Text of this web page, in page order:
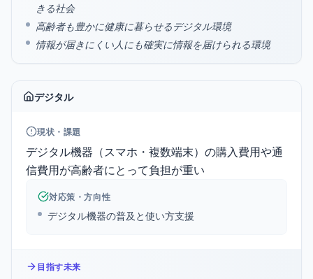
きる社会
高齢者も豊かに健康に暮らせるデジタル環境
情報が届きにくい人にも確実に情報を届けられる環境
デジタル
現状・課題
デジタル機器（スマホ・複数端末）の購入費用や通
信費用が高齢者にとって負担が重い
対応策・方向性
デジタル機器の普及と使い方支援
目指す未来